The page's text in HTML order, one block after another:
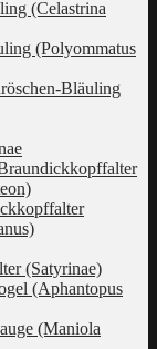
(Celastrina
(Polyommatus
Bläuling
(Satyrinae)
(Aphantopus
(Maniola